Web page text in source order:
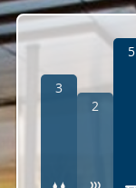
3
2
5